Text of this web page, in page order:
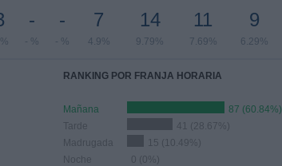
-
- %
-
- %
7
4.9%
14
9.79%
11
7.69%
9
6.29%
RANKING POR FRANJA HORARIA
Mañana
87 (60.84%)
Tarde
41 (28.67%)
Madrugada
15 (10.49%)
Noche
0 (0%)